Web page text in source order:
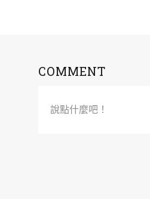
COMMENT
說點什麼吧！